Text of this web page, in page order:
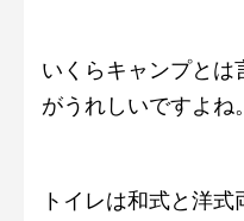
いくらキャンプとは
がうれしいですよね。
トイレは和式と洋